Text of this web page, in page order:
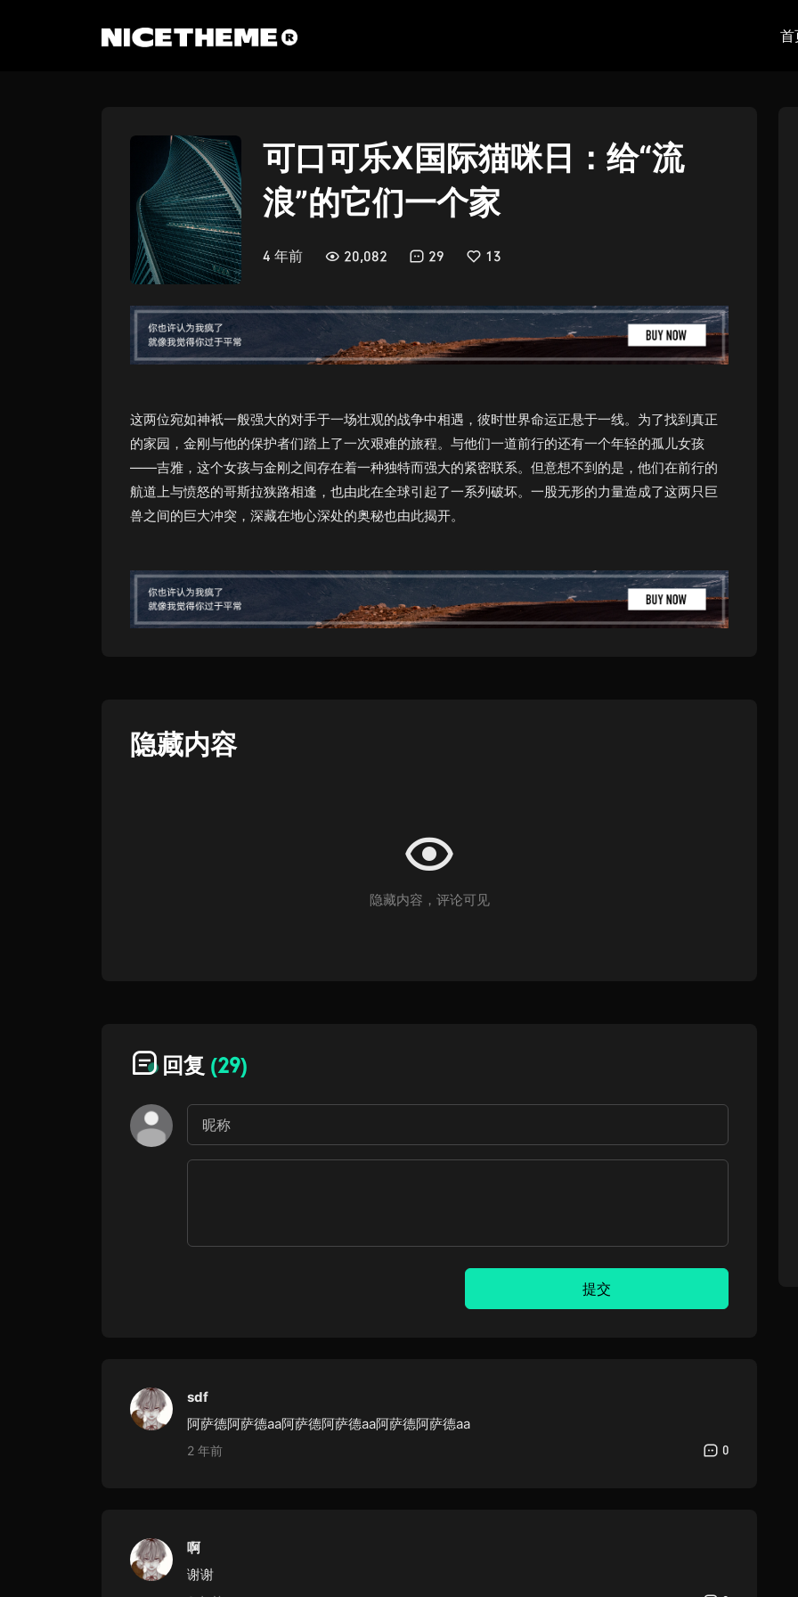
首
可口可乐X国际猫咪日：给“流
浪”的它们一个家
4 年前 20,082 29 13
这两位宛如神衹一般强大的对手于一场壮观的战争中相遇，彼时世界命运正悬于一线。为了找到真正
的家园，金刚与他的保护者们踏上了一次艰难的旅程。与他们一道前行的还有一个年轻的孤儿女孩
——吉雅，这个女孩与金刚之间存在着一种独特而强大的紧密联系。但意想不到的是，他们在前行的
航道上与愤怒的哥斯拉狭路相逢，也由此在全球引起了一系列破坏。一股无形的力量造成了这两只巨
兽之间的巨大冲突，深藏在地心深处的奥秘也由此揭开。
隐藏内容
隐藏内容，评论可见
回复 (29)
提交
sdf
阿萨德阿萨德aa阿萨德阿萨德aa阿萨德阿萨德aa
2 年前 0
啊
谢谢